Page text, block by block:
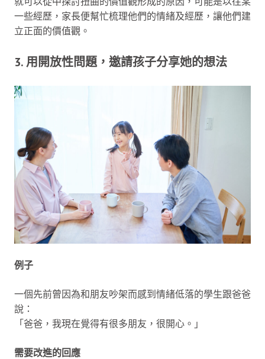
一些經歷，家長便幫忙梳理他們的情緒及經歷，讓他們建
立正面的價值觀。
3. 用開放性問題，邀請孩子分享她的想法
例子
一個先前曾因為和朋友吵架而感到情緒低落的學生跟爸爸
說：
「爸爸，我現在覺得有很多朋友，很開心。」
需要改進的回應